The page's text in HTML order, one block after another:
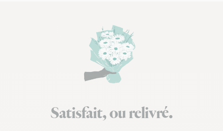
Satisfait, ou relivré.